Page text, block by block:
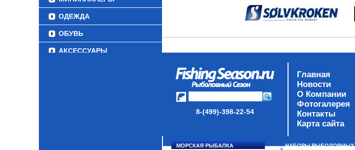
ОДЕЖДА
ОБУВЬ
АКСЕССУАРЫ
8-(499)-398-22-54
Главная
Новости
О Компании
Фотогалерея
Контакты
Карта сайта
МОРСКАЯ РЫБАЛКА НАБОРЫ РЫБОЛОВНЫХ